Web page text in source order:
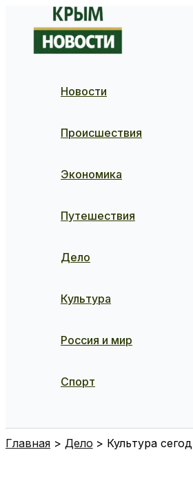
содержимому
Новости
Происшествия
Экономика
Путешествия
Дело
Культура
Россия и мир
Спорт
Главная Дело Культура